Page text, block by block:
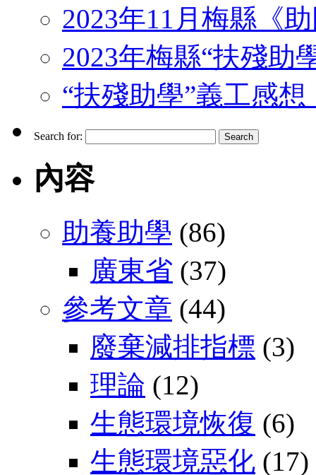
2023年11月梅縣《
2023年梅縣“扶殘助
“扶殘助學”義工感想
Search for:
內容
助養助學 (86)
廣東省 (37)
參考文章 (44)
廢棄減排指標 (3)
理論 (12)
生態環境恢復 (6)
生態環境惡化 (17)